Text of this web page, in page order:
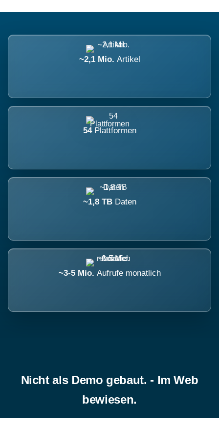
~2,1 Mio. Artikel
54 Plattformen
~1,8 TB Daten
~3-5 Mio. Aufrufe monatlich
Nicht als Demo gebaut. - Im Web
bewiesen.